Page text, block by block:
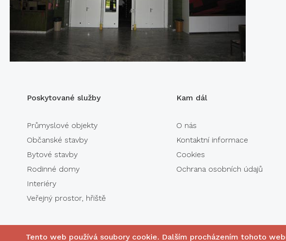
Poskytované služby
Průmyslové objekty
Občanské stavby
Bytové stavby
Rodinné domy
Interiéry
Veřejný prostor, hřiště
Kam dál
O nás
Kontaktní informace
Cookies
Ochrana osobních údajů
Tento web používá soubory cookie. Dalším procházením tohoto